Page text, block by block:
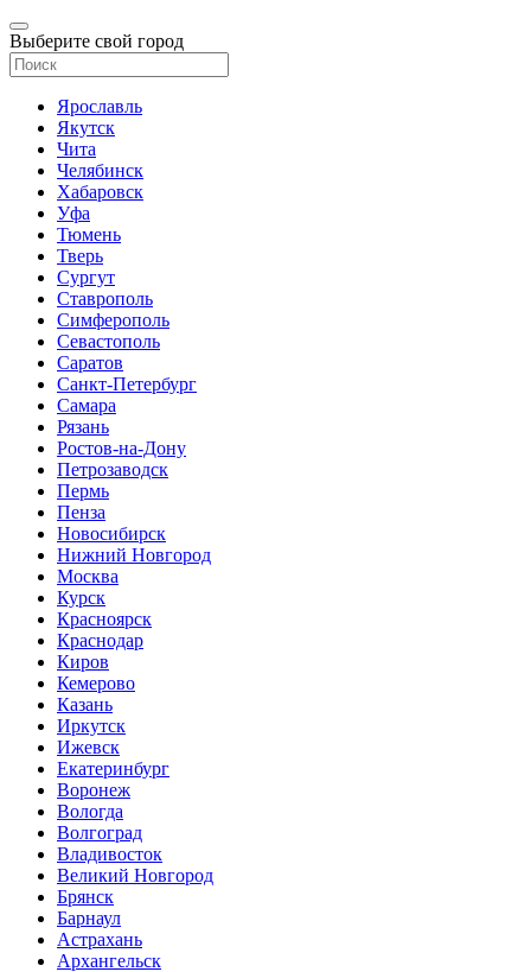
Выберите свой город
Ярославль
Якутск
Чита
Челябинск
Хабаровск
Уфа
Тюмень
Тверь
Сургут
Ставрополь
Симферополь
Севастополь
Саратов
Санкт-Петербург
Самара
Рязань
Ростов-на-Дону
Петрозаводск
Пермь
Пенза
Новосибирск
Нижний Новгород
Москва
Курск
Красноярск
Краснодар
Киров
Кемерово
Казань
Иркутск
Ижевск
Екатеринбург
Воронеж
Вологда
Волгоград
Владивосток
Великий Новгород
Брянск
Барнаул
Астрахань
Архангельск